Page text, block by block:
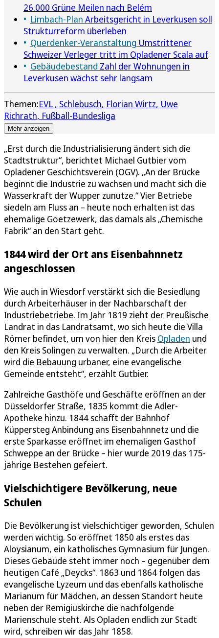
26.000 Grüne Meilen nach Belém
Limbach-Plan Arbeitsgericht in Leverkusen soll
Strukturreform überleben
Querdenker-Veranstaltung Umstrittener
Schweizer Verleger tritt im Opladener Scala auf
Gebäudebestand Zahl der Wohnungen in
Leverkusen wächst sehr langsam
Themen:EVL Schlebusch Florian Wirtz Uwe
Richrath Fußball-Bundesliga
Mehr anzeigen
„Erst durch die Industrialisierung ändert sich die
Stadtstruktur“, berichtet Michael Gutbier vom
Opladener Geschichtsverein (OGV). „An der Brücke
beginnt die Industrie zu wachsen und macht sich die
Wasserkraft der Wupper zunutze.“ Vier Betriebe
siedeln am Fluss an – heute noch erhalten ist das
ehemalige Goetzewerk, das damals als „Chemische
Fabrik“ an den Start geht.
1844 wird der Ort ans Eisenbahnnetz
angeschlossen
Wie auch in Wiesdorf verstärkt sich die Besiedlung
durch Arbeiterhäuser in der Nachbarschaft der
Industriebetriebe. Im Jahr 1819 zieht der Preußische
Landrat in das Landratsamt, wo sich heute die Villa
Römer befindet, um von hier den Kreis Opladen und
den Kreis Solingen zu verwalten. „Durch die Arbeiter
wird die Bebauung urbaner, eine evangelische
Gemeinde entsteht“, erzählt Gutbier.
Zahlreiche Gasthöfe und Geschäfte eröffnen an der
Düsseldorfer Straße, 1835 kommt die Adler-
Apotheke hinzu. 1844 schafft der Bahnhof
Küppersteg Anbindung ans Eisenbahnnetz und die
erste Sparkasse eröffnet im ehemaligen Gasthof
Schweppe an der Brücke – hier wurde 2019 das 175-
jährige Bestehen gefeiert.
Vielschichtigere Bevölkerung, neue
Schulen
Die Bevölkerung ist vielschichtiger geworden, Schulen
werden wichtig. So eröffnet 1850 als erstes das
Aloysianum, ein katholisches Gymnasium für Jungen.
Dieses Gebäude steht immer noch – gegenüber dem
heutigen Café „Deycks“. 1863 und 1864 folgen das
evangelische Lyzeum und das ebenfalls katholische
Marianum für Mädchen, an dessen Standort heute
neben der Remigiuskirche die nachfolgende
Marienschule steht. Als Opladen endlich zur Stadt
wird, schreiben wir das Jahr 1858.